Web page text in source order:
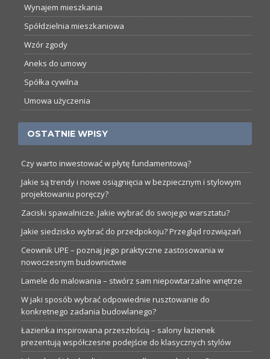
Wynajem mieszkania
Spółdzielnia mieszkaniowa
Wzór zgody
Aneks do umowy
Spółka cywilna
Umowa użyczenia
OSTATNIE WPISY
Czy warto inwestować w płytę fundamentową?
Jakie są trendy i nowe osiągnięcia w bezpiecznym i stylowym
projektowaniu poręczy?
Zaciski spawalnicze. Jakie wybrać do swojego warsztatu?
Jakie siedzisko wybrać do przedpokoju? Przegląd rozwiązań
Ceownik UPE – poznaj jego praktyczne zastosowania w
nowoczesnym budownictwie
Lamele do malowania – stwórz sam niepowtarzalne wnętrze
W jaki sposób wybrać odpowiednie rusztowanie do
konkretnego zadania budowlanego?
Łazienka inspirowana przeszłością – salony łazienek
prezentują współczesne podejście do klasycznych stylów